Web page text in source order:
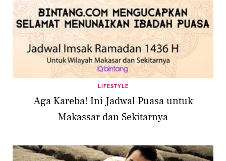
LIFESTYLE
Aga Kareba! Ini Jadwal Puasa untuk
Makassar dan Sekitarnya